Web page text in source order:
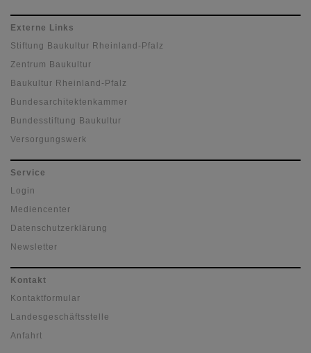
Externe Links
Stiftung Baukultur Rheinland-Pfalz
Zentrum Baukultur
Baukultur Rheinland-Pfalz
Bundesarchitektenkammer
Bundesstiftung Baukultur
Versorgungswerk
Service
Login
Mediencenter
Datenschutzerklärung
Newsletter
Kontakt
Kontaktformular
Landesgeschäftsstelle
Anfahrt